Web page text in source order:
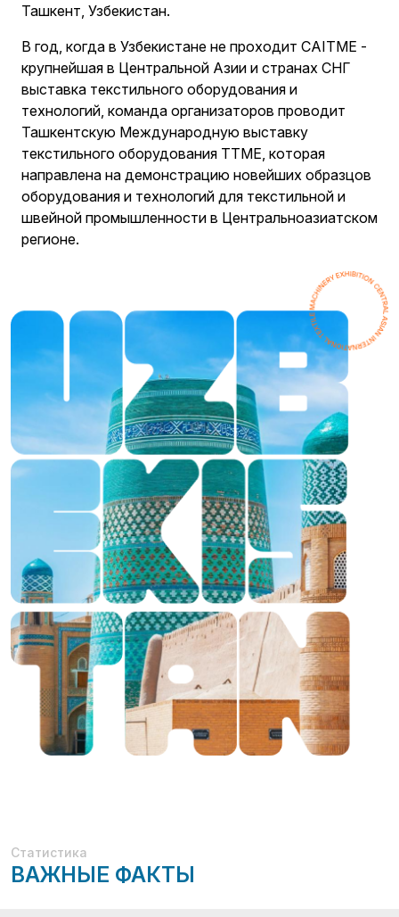
Ташкент, Узбекистан.
В год, когда в Узбекистане не проходит CAITME -
крупнейшая в Центральной Азии и странах СНГ
выставка текстильного оборудования и
технологий, команда организаторов проводит
Ташкентскую Международную выставку
текстильного оборудования TTME, которая
направлена на демонстрацию новейших образцов
оборудования и технологий для текстильной и
швейной промышленности в Центральноазиатском
регионе.
Статистика
ВАЖНЫЕ ФАКТЫ